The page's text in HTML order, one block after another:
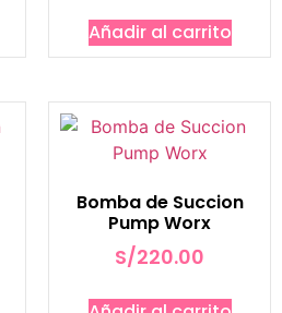
Añadir al carrito
Bomba de Succion
Pump Worx
S/220.00